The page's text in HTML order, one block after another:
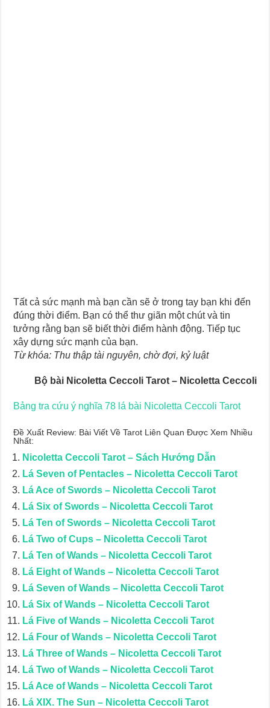
Tất cả sức mạnh mà bạn cần sẽ ở trong tay bạn khi đến
đúng thời điểm. Bạn có thể thư giãn một chút và tin
tưởng rằng bạn sẽ biết thời điểm hành động. Tiếp tục
xây dựng sức mạnh của bạn.
Từ khóa: Thu thập tài nguyên, chờ đợi, kỷ luật
Bộ bài Nicoletta Ceccoli Tarot – Nicoletta Ceccoli
Bảng tra cứu ý nghĩa 78 lá bài Nicoletta Ceccoli Tarot
Đề Xuất Review: Bài Viết Về Tarot Liên Quan Được Xem Nhiều
Nhất:
Nicoletta Ceccoli Tarot – Sách Hướng Dẫn
Lá Seven of Pentacles – Nicoletta Ceccoli Tarot
Lá Ace of Swords – Nicoletta Ceccoli Tarot
Lá Six of Swords – Nicoletta Ceccoli Tarot
Lá Ten of Swords – Nicoletta Ceccoli Tarot
Lá Two of Cups – Nicoletta Ceccoli Tarot
Lá Ten of Wands – Nicoletta Ceccoli Tarot
Lá Eight of Wands – Nicoletta Ceccoli Tarot
Lá Seven of Wands – Nicoletta Ceccoli Tarot
Lá Six of Wands – Nicoletta Ceccoli Tarot
Lá Five of Wands – Nicoletta Ceccoli Tarot
Lá Four of Wands – Nicoletta Ceccoli Tarot
Lá Three of Wands – Nicoletta Ceccoli Tarot
Lá Two of Wands – Nicoletta Ceccoli Tarot
Lá Ace of Wands – Nicoletta Ceccoli Tarot
Lá XIX. The Sun – Nicoletta Ceccoli Tarot